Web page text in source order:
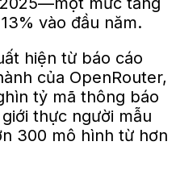
vào đầu năm.
hiện từ báo cáo
của OpenRouter,
tỷ mã thông báo
thực người mẫu
300 mô hình từ hơn